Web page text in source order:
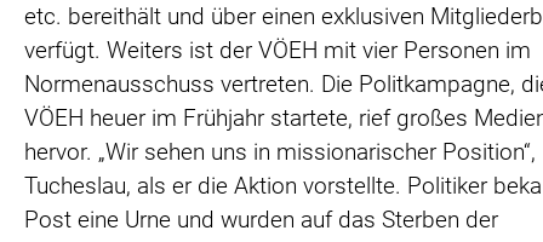
etc. bereithält und über einen exklusiven
verfügt. Weiters ist der VÖEH mit vier Personen im
Normenausschuss vertreten. Die Politkampagne,
VÖEH heuer im Frühjahr startete, rief großes
hervor. „Wir sehen uns in missionarischer
Tucheslau, als er die Aktion vorstellte. Politiker
Post eine Urne und wurden auf das Sterben der